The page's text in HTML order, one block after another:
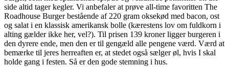
side altid tager kegler. Vi anbefaler at prøve all-time favoritten The
Roadhouse Burger bestående af 220 gram oksekød med bacon, ost
og salat i en klassisk amerikansk bolle (kærestens lov om fuldkorn i
alting gælder ikke her, vel?). Til prisen 139 kroner ligger burgeren i
den dyrere ende, men den er til gengæld alle pengene værd. Værd at
bemærke til jeres herreaften er, at stedet også sælger øl, hvis I skal
holde gang i festen. Så er den gode stemning i hus.